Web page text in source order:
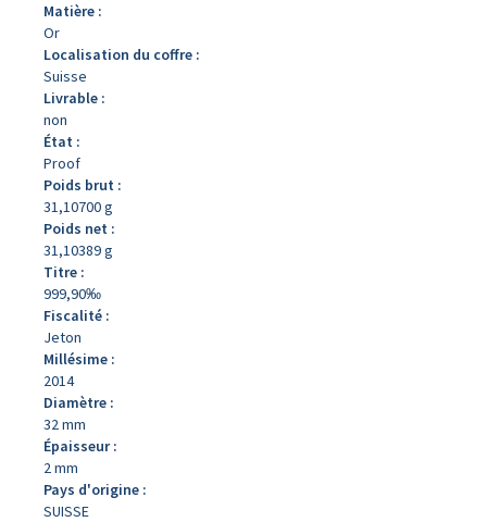
Matière :
Or
Localisation du coffre :
Suisse
Livrable :
non
État :
Proof
Poids brut :
31,10700 g
Poids net :
31,10389 g
Titre :
999,90‰
Fiscalité :
Jeton
Millésime :
2014
Diamètre :
32 mm
Épaisseur :
2 mm
Pays d'origine :
SUISSE